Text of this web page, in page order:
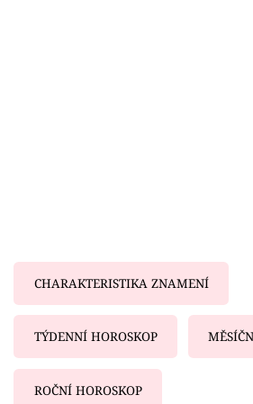
Sledujte nás
CHARAKTERISTIKA ZNAMENÍ
TÝDENNÍ HOROSKOP
ROČNÍ HOROSKOP